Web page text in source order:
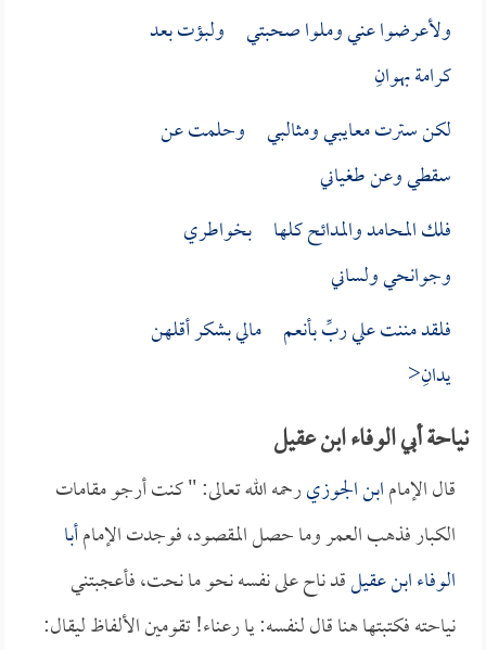
ولأعرضوا عني وملوا صحبتي ولبؤت بعد
كرامة بهوانِ
لكن سترت معايبـي ومثالبي وحلمت عن
سقطي وعن طغياني
فلك المحامد والمدائح كلها بخواطري
وجوانحي ولساني
فلقد مننت علي ربِّ بأنعم مالي بشكر أقلهن
يدانِ<
نياحة أبي الوفاء ابن عقيل
قال الإمامابن الجوزيرحمه الله تعالى: " كنت أرجو مقامات
الكبار فذهب العمر وما حصل المقصود، فوجدت الإمامأبا
الوفاء ابن عقيلقد ناح على نفسه نحو ما نحت، فأعجبتني
نياحته فكتبتها هنا قال لنفسه: يا رعناء! تقومين الألفاظ ليقال: